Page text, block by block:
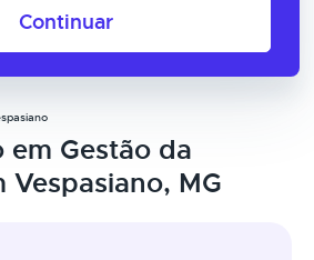
Continuar
Gestão da
Vespasiano, MG